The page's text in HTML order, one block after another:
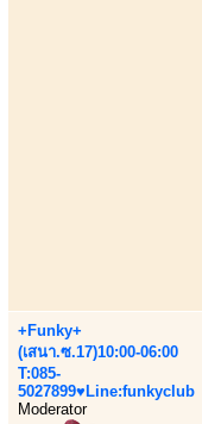
+Funky+
(เสนา.ซ.17)10:00-06:00
T:085-
5027899♥Line:funkyclub
Moderator